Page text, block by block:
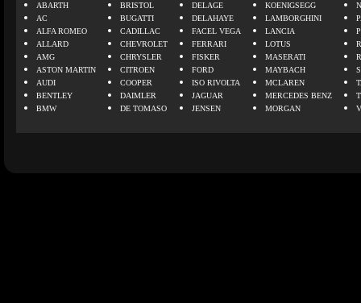
ABARTH
AC
ALFA ROMEO
ALLARD
AMG
ASTON MARTIN
AUDI
BENTLEY
BMW
BRISTOL
BUGATTI
CADILLAC
CHEVROLET
CHRYSLER
CITROEN
COOPER
DAIMLER
DE TOMASO
DELAGE
DELAHAYE
FACEL VEGA
FERRARI
FISKER
FORD
ISO RIVOLTA
JAGUAR
JENSEN
KOENIGSEGG
LAMBORGHINI
LANCIA
LOTUS
MASERATI
MAYBACH
MCLAREN
MERCEDES BENZ
MORGAN